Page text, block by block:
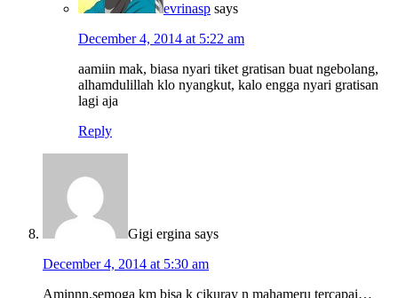
evrinasp says
December 4, 2014 at 5:22 am
aamiin mak, biasa nyari tiket gratisan buat ngebolang,
alhamdulillah klo nyangkut, kalo engga nyari gratisan
lagi aja
Reply
Gigi ergina says
December 4, 2014 at 5:30 am
Aminnn.semoga km bisa k cikuray n mahameru tercapai…